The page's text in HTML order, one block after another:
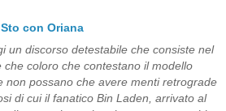
con Oriana
un discorso detestabile che consiste nel
che coloro che contestano il modello
non possano che avere menti retrograde
di cui il fanatico Bin Laden, arrivato al